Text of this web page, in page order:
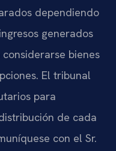
dependiendo
generados
bienes
El tribunal
para
de cada
con el Sr.